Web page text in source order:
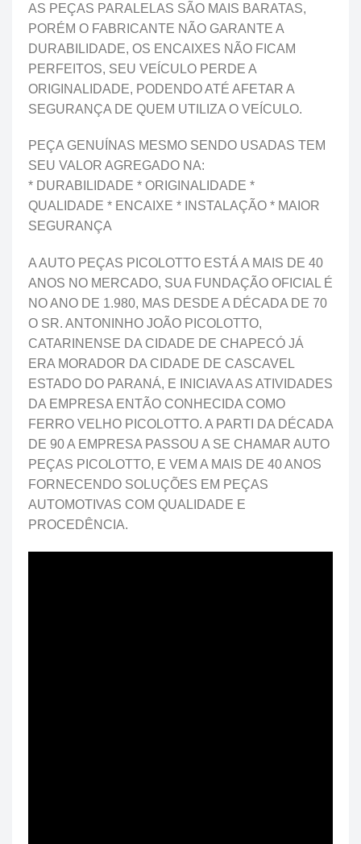
AS PEÇAS PARALELAS SÃO MAIS BARATAS,
PORÉM O FABRICANTE NÃO GARANTE A
DURABILIDADE, OS ENCAIXES NÃO FICAM
PERFEITOS, SEU VEÍCULO PERDE A
ORIGINALIDADE, PODENDO ATÉ AFETAR A
SEGURANÇA DE QUEM UTILIZA O VEÍCULO.
PEÇA GENUÍNAS MESMO SENDO USADAS TEM
SEU VALOR AGREGADO NA:
* DURABILIDADE * ORIGINALIDADE *
QUALIDADE * ENCAIXE * INSTALAÇÃO * MAIOR
SEGURANÇA
A AUTO PEÇAS PICOLOTTO ESTÁ A MAIS DE 40
ANOS NO MERCADO, SUA FUNDAÇÃO OFICIAL É
NO ANO DE 1.980, MAS DESDE A DÉCADA DE 70
O SR. ANTONINHO JOÃO PICOLOTTO,
CATARINENSE DA CIDADE DE CHAPECÓ JÁ
ERA MORADOR DA CIDADE DE CASCAVEL
ESTADO DO PARANÁ, E INICIAVA AS ATIVIDADES
DA EMPRESA ENTÃO CONHECIDA COMO
FERRO VELHO PICOLOTTO. A PARTI DA DÉCADA
DE 90 A EMPRESA PASSOU A SE CHAMAR AUTO
PEÇAS PICOLOTTO, E VEM A MAIS DE 40 ANOS
FORNECENDO SOLUÇÕES EM PEÇAS
AUTOMOTIVAS COM QUALIDADE E
PROCEDÊNCIA.